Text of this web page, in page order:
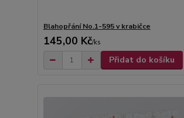
Blahopřání No.1-595 v krabičce
145,00 Kč/ks
Přidat do košíku